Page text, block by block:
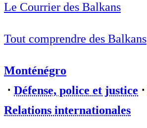
Le Courrier des Balkans
Tout comprendre des Balkans
Monténégro
⋅ Défense, police et justice ⋅
Relations internationales